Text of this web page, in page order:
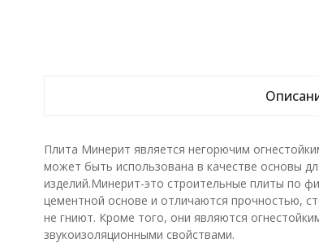
Плита Минерит является негорючим
может быть использована в качестве основы
изделий.Минерит-это строительные плиты по
цементной основе и отличаются прочностью,
не гниют. Кроме того, они являются
звукоизоляционными свойствами.